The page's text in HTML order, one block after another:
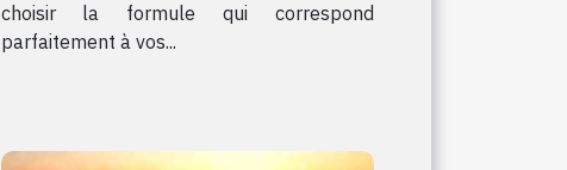
choisir la formule qui correspond
parfaitement à vos...